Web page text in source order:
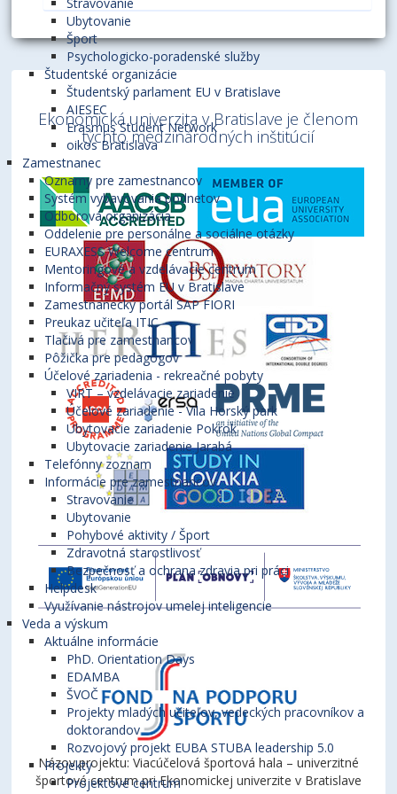
Ubytovanie
Šport
Psychologicko-poradenské služby
Študentské organizácie
Študentský parlament EU v Bratislave
AIESEC
Erasmus Student Network
oikos Bratislava
Zamestnanec
Oznamy pre zamestnancov
Systém vybavovania podnetov
Odborová organizácia
Oddelenie pre personálne a sociálne otázky
EURAXESS Welcome centrum
Mentoringové a vzdelávacie centrum
Informačný systém EU v Bratislave
Zamestnanecký portál SAP FIORI
Preukaz učiteľa ITIC
Tlačivá pre zamestnancov
Pôžička pre pedagógov
Účelové zariadenia - rekreačné pobyty
VIRT – vzdelávacie zariadenie
Účelové zariadenie - Vila Horský park
Ubytovacie zariadenie Pokrok
Ubytovacie zariadenie Jarabá
Telefónny zoznam
Informácie pre zamestnancov
Stravovanie
Ubytovanie
Pohybové aktivity / Šport
Zdravotná starostlivosť
Bezpečnosť a ochrana zdravia pri práci
Helpdesk
Využívanie nástrojov umelej inteligencie
Veda a výskum
Aktuálne informácie
PhD. Orientation Days
EDAMBA
ŠVOČ
Projekty mladých učiteľov, vedeckých pracovníkov a
doktorandov
Rozvojový projekt EUBA STUBA leadership 5.0
Projekty
Projektové centrum
Ekonomická univerzita v Bratislave je členom
týchto medzinárodných inštitúcií
Názov projektu: Viacúčelová športová hala – univerzitné
športové centrum pri Ekonomickej univerzite v Bratislave